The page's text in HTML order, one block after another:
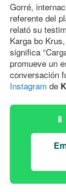
Gorré,
referente del
relató su
Karga bo
significa
promueve un
conversación
Instagram de